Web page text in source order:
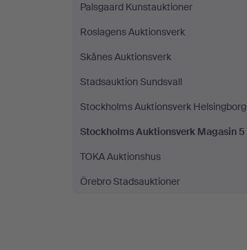
Palsgaard Kunstauktioner
Roslagens Auktionsverk
Skånes Auktionsverk
Stadsauktion Sundsvall
Stockholms Auktionsverk Helsingborg
Stockholms Auktionsverk Magasin 5
TOKA Auktionshus
Örebro Stadsauktioner